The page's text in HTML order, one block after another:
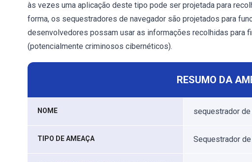
às vezes uma aplicação deste tipo pode ser projetada para
forma, os sequestradores de navegador são projetados para
desenvolvedores possam usar as informações recolhidas para
(potencialmente criminosos cibernéticos).
RESUMO DA
NOME sequestrador
TIPO DE AMEAÇA Sequestrador